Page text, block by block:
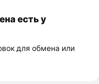
есть у
для обмена или